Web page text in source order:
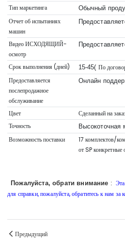
Тип маркетинга
Обычный
Отчет об испытаниях
машин
Видео ИСХОДЯЩИЙ-
осмотр
Срок выполнения (дней) 15-45( По
Предоставляется
послепродажное
обслуживание
Онлайн
Цвет
Сделанный на
Точность
Высокоточная
Возможность поставки
17 комплектов/
от SPконкретные
Пожалуйста, обрати внимание :
для справки, пожалуйста, обратитесь к нам
Предыдущий